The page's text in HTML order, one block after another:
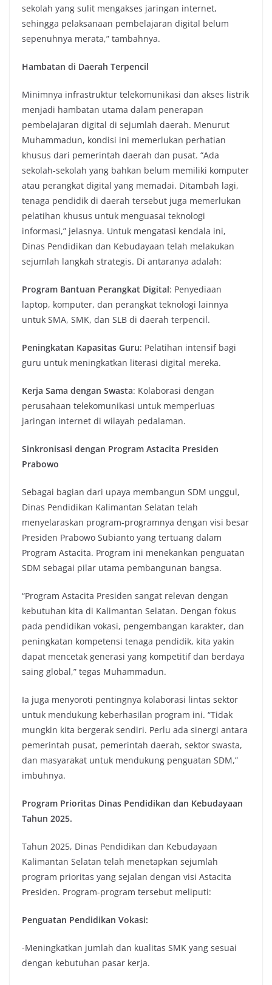
sekolah yang sulit mengakses jaringan internet,
sehingga pelaksanaan pembelajaran digital belum
sepenuhnya merata,” tambahnya.
Hambatan di Daerah Terpencil
Minimnya infrastruktur telekomunikasi dan akses listrik
menjadi hambatan utama dalam penerapan
pembelajaran digital di sejumlah daerah. Menurut
Muhammadun, kondisi ini memerlukan perhatian
khusus dari pemerintah daerah dan pusat. “Ada
sekolah-sekolah yang bahkan belum memiliki komputer
atau perangkat digital yang memadai. Ditambah lagi,
tenaga pendidik di daerah tersebut juga memerlukan
pelatihan khusus untuk menguasai teknologi
informasi,” jelasnya. Untuk mengatasi kendala ini,
Dinas Pendidikan dan Kebudayaan telah melakukan
sejumlah langkah strategis. Di antaranya adalah:
Program Bantuan Perangkat Digital: Penyediaan
laptop, komputer, dan perangkat teknologi lainnya
untuk SMA, SMK, dan SLB di daerah terpencil.
Peningkatan Kapasitas Guru: Pelatihan intensif bagi
guru untuk meningkatkan literasi digital mereka.
Kerja Sama dengan Swasta: Kolaborasi dengan
perusahaan telekomunikasi untuk memperluas
jaringan internet di wilayah pedalaman.
Sinkronisasi dengan Program Astacita Presiden
Prabowo
Sebagai bagian dari upaya membangun SDM unggul,
Dinas Pendidikan Kalimantan Selatan telah
menyelaraskan program-programnya dengan visi besar
Presiden Prabowo Subianto yang tertuang dalam
Program Astacita. Program ini menekankan penguatan
SDM sebagai pilar utama pembangunan bangsa.
“Program Astacita Presiden sangat relevan dengan
kebutuhan kita di Kalimantan Selatan. Dengan fokus
pada pendidikan vokasi, pengembangan karakter, dan
peningkatan kompetensi tenaga pendidik, kita yakin
dapat mencetak generasi yang kompetitif dan berdaya
saing global,” tegas Muhammadun.
Ia juga menyoroti pentingnya kolaborasi lintas sektor
untuk mendukung keberhasilan program ini. “Tidak
mungkin kita bergerak sendiri. Perlu ada sinergi antara
pemerintah pusat, pemerintah daerah, sektor swasta,
dan masyarakat untuk mendukung penguatan SDM,”
imbuhnya.
Program Prioritas Dinas Pendidikan dan Kebudayaan
Tahun 2025.
Tahun 2025, Dinas Pendidikan dan Kebudayaan
Kalimantan Selatan telah menetapkan sejumlah
program prioritas yang sejalan dengan visi Astacita
Presiden. Program-program tersebut meliputi:
Penguatan Pendidikan Vokasi:
-Meningkatkan jumlah dan kualitas SMK yang sesuai
dengan kebutuhan pasar kerja.